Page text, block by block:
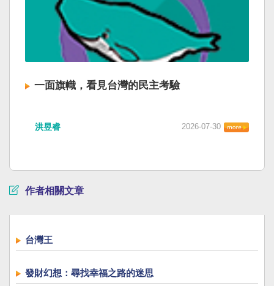
一面旗幟，看見台灣的民主考驗
洪昱睿 2026-07-30
作者相關文章
台灣王
發財幻想：尋找幸福之路的迷思